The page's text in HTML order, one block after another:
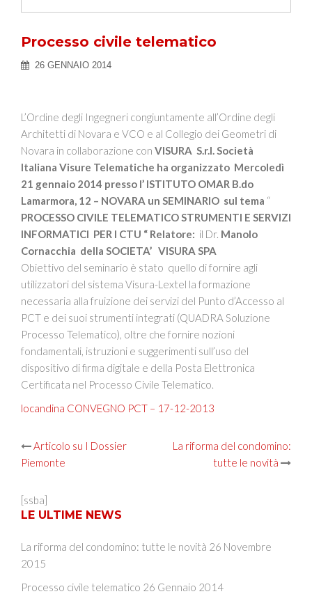
Processo civile telematico
26 GENNAIO 2014
L’Ordine degli Ingegneri congiuntamente all’Ordine degli
Architetti di Novara e VCO e al Collegio dei Geometri di
Novara in collaborazione con VISURA S.r.l. Società
Italiana Visure Telematiche ha organizzato Mercoledì
21 gennaio 2014 presso l’ ISTITUTO OMAR B.do
Lamarmora, 12 – NOVARA un SEMINARIO sul tema “
PROCESSO CIVILE TELEMATICO STRUMENTI E SERVIZI
INFORMATICI PER I CTU “ Relatore: il Dr. Manolo
Cornacchia della SOCIETA’ VISURA SPA
Obiettivo del seminario è stato quello di fornire agli
utilizzatori del sistema Visura-Lextel la formazione
necessaria alla fruizione dei servizi del Punto d’Accesso al
PCT e dei suoi strumenti integrati (QUADRA Soluzione
Processo Telematico), oltre che fornire nozioni
fondamentali, istruzioni e suggerimenti sull’uso del
dispositivo di firma digitale e della Posta Elettronica
Certificata nel Processo Civile Telematico.
locandina CONVEGNO PCT – 17-12-2013
Post
Articolo su I Dossier
Piemonte
La riforma del condomino:
tutte le novità
[ssba]
LE ULTIME NEWS
La riforma del condomino: tutte le novità 26 Novembre
2015
Processo civile telematico 26 Gennaio 2014